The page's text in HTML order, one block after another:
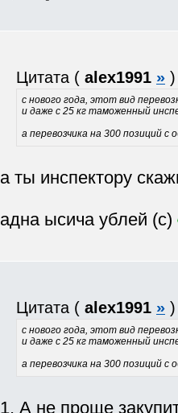
Цитата ( alex1991 » )
с нового года, этот вид
и даже с 25 кг таможенный
а перевозчика на 300 позиций
а ты инспектору
адна ысича ублей (с)
Цитата ( alex1991 » )
с нового года, этот вид
и даже с 25 кг таможенный
а перевозчика на 300 позиций
1. А не проще